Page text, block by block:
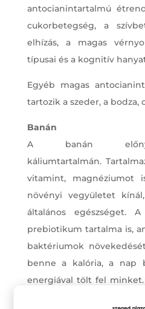
antocianintartalmú
cukorbetegség, a
elhízás, a magas
típusai és a kognitív
Egyéb magas
tartozik a szeder, a bodza,
Banán
A banán
káliumtartalmán.
vitamint, magnéziumot
növényi vegyületet
általános egészséget.
prebiotikum tartalma is,
baktériumok
benne a kalória, a nap
energiával tölt fel